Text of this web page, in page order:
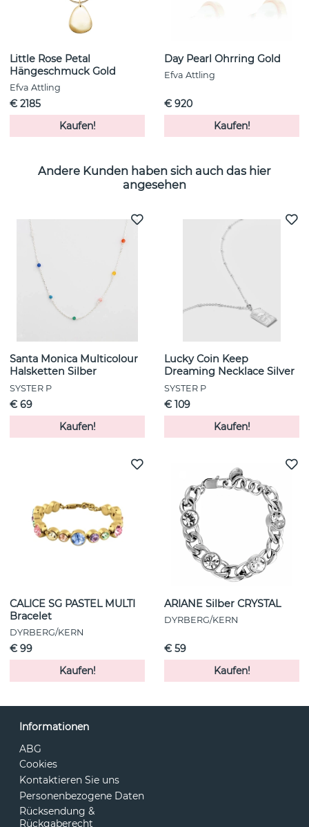
Little Rose Petal
Hängeschmuck Gold
Efva Attling
€ 2185
Kaufen!
Day Pearl Ohrring Gold
Efva Attling
€ 920
Kaufen!
Andere Kunden haben sich auch das hier
angesehen
Santa Monica Multicolour
Halsketten Silber
SYSTER P
€ 69
Kaufen!
Lucky Coin Keep
Dreaming Necklace Silver
SYSTER P
€ 109
Kaufen!
CALICE SG PASTEL MULTI
Bracelet
DYRBERG/KERN
€ 99
Kaufen!
ARIANE Silber CRYSTAL
DYRBERG/KERN
€ 59
Kaufen!
Informationen
ABG
Cookies
Kontaktieren Sie uns
Personenbezogene Daten
Rücksendung &
Rückgaberecht